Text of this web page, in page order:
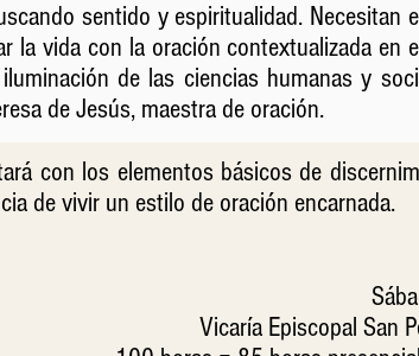
sentido y espiritualidad. Necesitan
la vida con la oración contextualizada en
de las ciencias humanas y
de Jesús, maestra de oración.
con los elementos básicos de
de vivir un estilo de oración encarnada.
Vicaría Episcopal San